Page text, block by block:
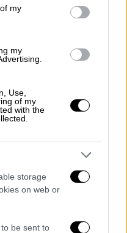
my
my
Use,
of my
with the
storage
on web or
be sent to
ως Αγιος
νέας ταινίας
του Πάσχα,
σε μια ιστορία
πίστη, όσο και